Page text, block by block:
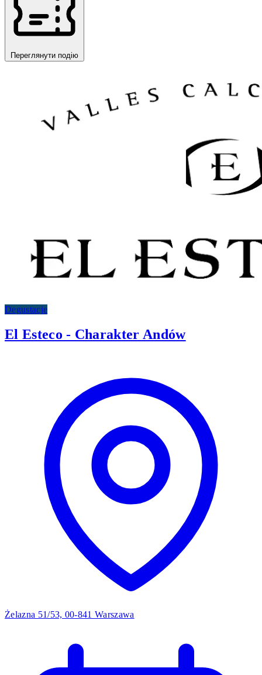
Переглянути подію
Degustacje
El Esteco - Charakter Andów
Żelazna 51/53, 00-841 Warszawa